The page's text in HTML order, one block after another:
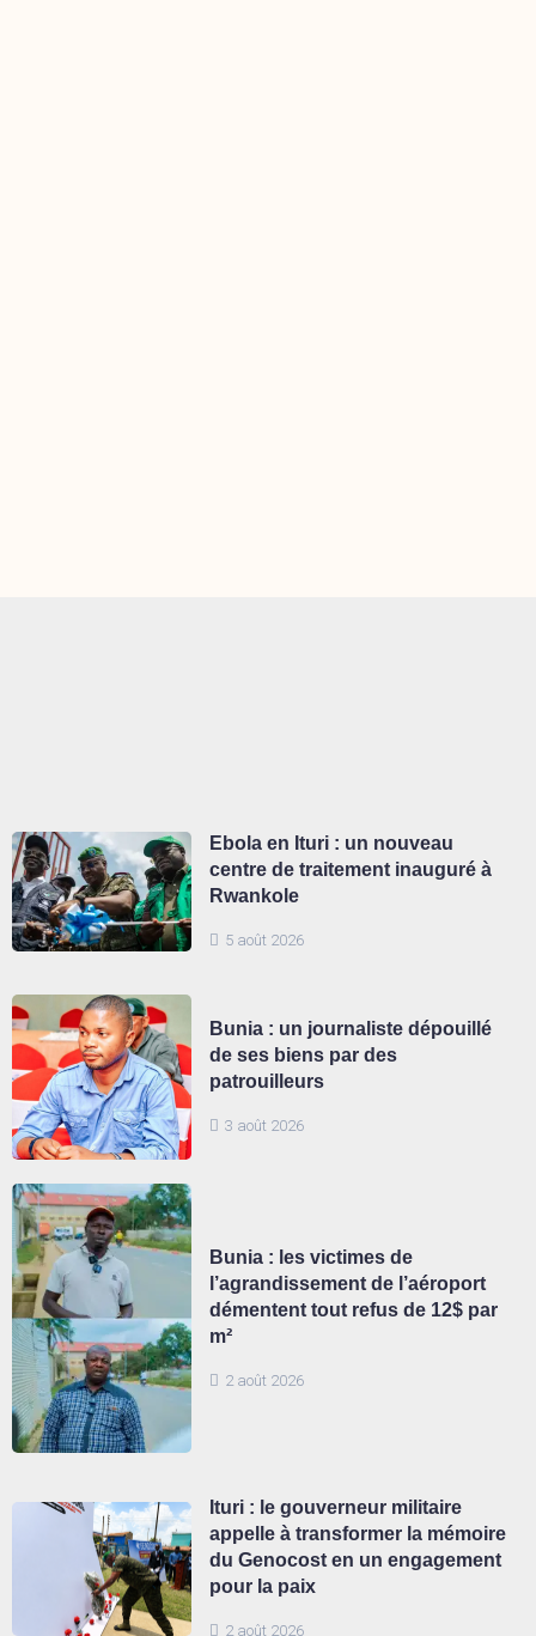
5 août 2026
Ebola en Ituri : un nouveau
centre de traitement inauguré à
Rwankole
3 août 2026
Bunia : un journaliste dépouillé
de ses biens par des
patrouilleurs
2 août 2026
Bunia : les victimes de
l’agrandissement de l’aéroport
démentent tout refus de 12$ par
m²
2 août 2026
Ituri : le gouverneur militaire
appelle à transformer la mémoire
du Genocost en un engagement
pour la paix